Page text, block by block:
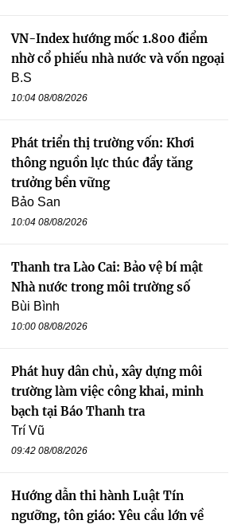
VN-Index hướng mốc 1.800 điểm
nhờ cổ phiếu nhà nước và vốn ngoại
B.S
10:04 08/08/2026
Phát triển thị trường vốn: Khơi
thông nguồn lực thúc đẩy tăng
trưởng bền vững
Bảo San
10:04 08/08/2026
Thanh tra Lào Cai: Bảo vệ bí mật
Nhà nước trong môi trường số
Bùi Bình
10:00 08/08/2026
Phát huy dân chủ, xây dựng môi
trường làm việc công khai, minh
bạch tại Báo Thanh tra
Trí Vũ
09:42 08/08/2026
Hướng dẫn thi hành Luật Tín
ngưỡng, tôn giáo: Yêu cầu lớn về